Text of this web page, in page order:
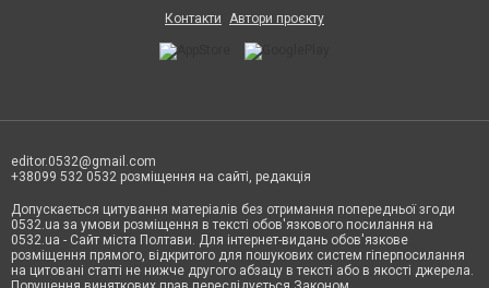
Контакти Автори проєкту
editor.0532@gmail.com
+38099 532 0532 розміщення на сайті, редакція
Допускається цитування матеріалів без отримання попередньої згоди
0532.ua за умови розміщення в тексті обов'язкового посилання на
0532.ua - Сайт міста Полтави. Для інтернет-видань обов'язкове
розміщення прямого, відкритого для пошукових систем гіперпосилання
на цитовані статті не нижче другого абзацу в тексті або в якості джерела.